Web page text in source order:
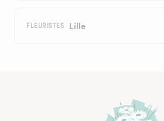
FLEURISTES Lille